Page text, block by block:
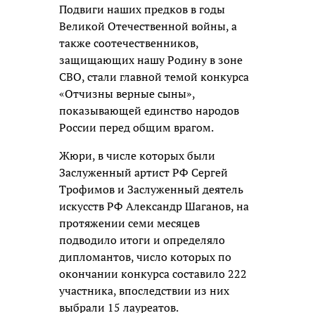
Подвиги наших предков в годы
Великой Отечественной войны, а
также соотечественников,
защищающих нашу Родину в зоне
СВО, стали главной темой конкурса
«Отчизны верные сыны»,
показывающей единство народов
России перед общим врагом.
Жюри, в числе которых были
Заслуженный артист РФ Сергей
Трофимов и Заслуженный деятель
искусств РФ Александр Шаганов, на
протяжении семи месяцев
подводило итоги и определяло
дипломантов, число которых по
окончании конкурса составило 222
участника, впоследствии из них
выбрали 15 лауреатов.